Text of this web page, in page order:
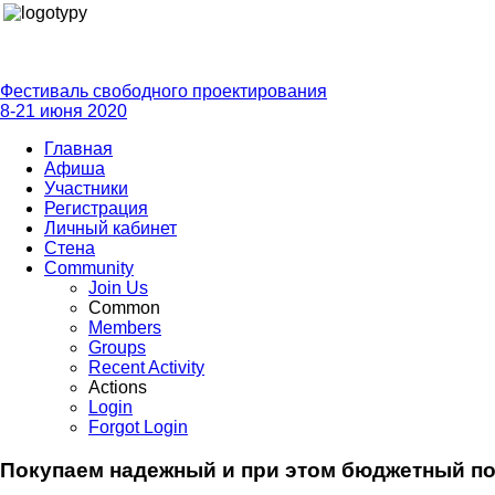
Фестиваль свободного проектирования
8-21 июня 2020
Главная
Афиша
Участники
Регистрация
Личный кабинет
Стена
Community
Join Us
Common
Members
Groups
Recent Activity
Actions
Login
Forgot Login
Покупаем надежный и при этом бюджетный